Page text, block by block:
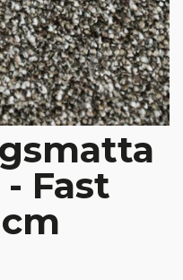
Fast